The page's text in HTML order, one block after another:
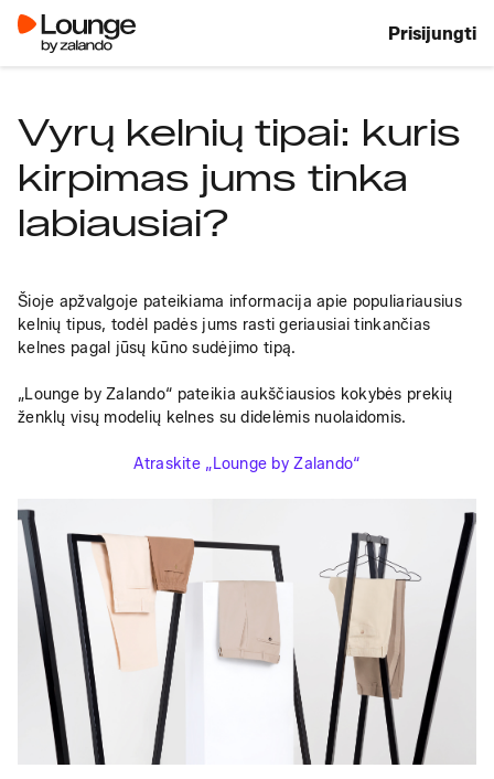
Prisijungti
Vyrų kelnių tipai: kuris
kirpimas jums tinka
labiausiai?
Šioje apžvalgoje pateikiama informacija apie populiariausius
kelnių tipus, todėl padės jums rasti geriausiai tinkančias
kelnes pagal jūsų kūno sudėjimo tipą.
„Lounge by Zalando“ pateikia aukščiausios kokybės prekių
ženklų visų modelių kelnes su didelėmis nuolaidomis.
Atraskite „Lounge by Zalando“